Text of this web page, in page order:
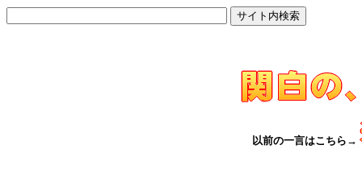
以前の一言はこちら→